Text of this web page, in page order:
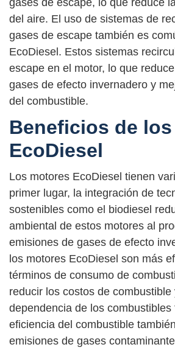
del aire. El uso de sistemas de
gases de escape también es
EcoDiesel. Estos sistemas
escape en el motor, lo que
gases de efecto invernadero y
del combustible.
Beneficios de
EcoDiesel
Los motores EcoDiesel tienen
primer lugar, la integración de
sostenibles como el biodiesel
ambiental de estos motores al
emisiones de gases de efecto
los motores EcoDiesel son más
términos de consumo de
reducir los costos de combustible
dependencia de los combustibles
eficiencia del combustible
emisiones de gases